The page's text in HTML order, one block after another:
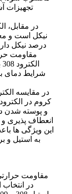
تجهیزات
درصد نیکل
مقاومت
شرایط دمای
و پوسته شدن
انعطاف پذیری
به استیل و
مقاومت
در انتخاب